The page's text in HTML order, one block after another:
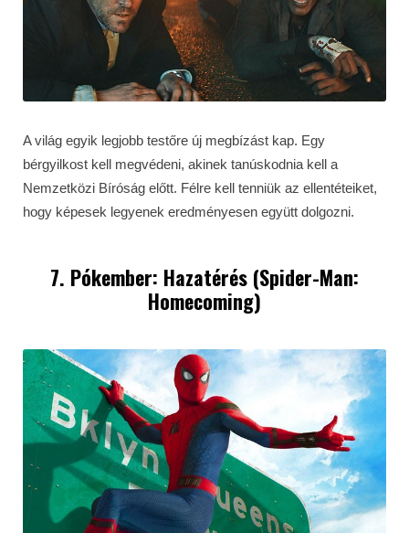
A világ egyik legjobb testőre új megbízást kap. Egy
bérgyilkost kell megvédeni, akinek tanúskodnia kell a
Nemzetközi Bíróság előtt. Félre kell tenniük az ellentéteiket,
hogy képesek legyenek eredményesen együtt dolgozni.
7. Pókember: Hazatérés (Spider-Man:
Homecoming)